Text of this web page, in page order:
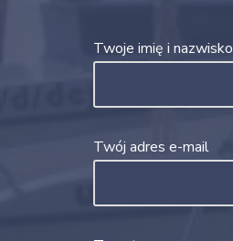
Twoje imię i nazwisko
Twój adres e-mail